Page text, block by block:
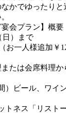
かでゆったり
宴会プラン】概要
日）まで
お一人様追加￥
たは会席料理
）ビール、ワイ
トネス「リスト